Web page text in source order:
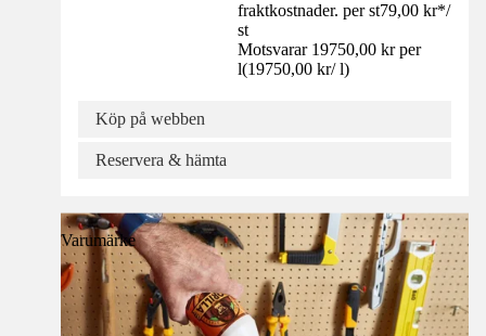
fraktkostnader. per st79,00 kr*/
st
Motsvarar 19750,00 kr per
l(19750,00 kr/ l)
Köp på webben
Reservera & hämta
Varumärke